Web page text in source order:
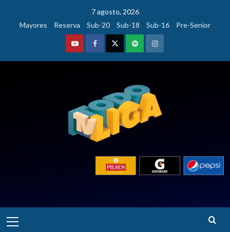
contenido
7 agosto, 2026
Mayores
Reserva Sub-20 Sub-18 Sub-16 Pre-Senior
YoutubeFacebookTwitterPodcastInstagram
principal